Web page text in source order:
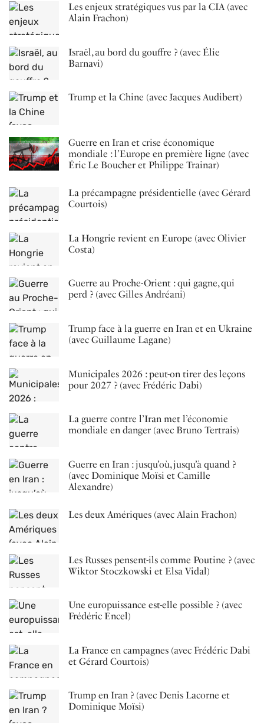
Les enjeux stratégiques vus par la CIA (avec
Alain Frachon)
Israël, au bord du gouffre ? (avec Élie
Barnavi)
Trump et la Chine (avec Jacques Audibert)
Guerre en Iran et crise économique
mondiale : l’Europe en première ligne (avec
Éric Le Boucher et Philippe Trainar)
La précampagne présidentielle (avec Gérard
Courtois)
La Hongrie revient en Europe (avec Olivier
Costa)
Guerre au Proche-Orient : qui gagne, qui
perd ? (avec Gilles Andréani)
Trump face à la guerre en Iran et en Ukraine
(avec Guillaume Lagane)
Municipales 2026 : peut-on tirer des leçons
pour 2027 ? (avec Frédéric Dabi)
La guerre contre l’Iran met l’économie
mondiale en danger (avec Bruno Tertrais)
Guerre en Iran : jusqu’où, jusqu’à quand ?
(avec Dominique Moïsi et Camille
Alexandre)
Les deux Amériques (avec Alain Frachon)
Les Russes pensent-ils comme Poutine ? (avec
Wiktor Stoczkowski et Elsa Vidal)
Une europuissance est-elle possible ? (avec
Frédéric Encel)
La France en campagnes (avec Frédéric Dabi
et Gérard Courtois)
Trump en Iran ? (avec Denis Lacorne et
Dominique Moïsi)